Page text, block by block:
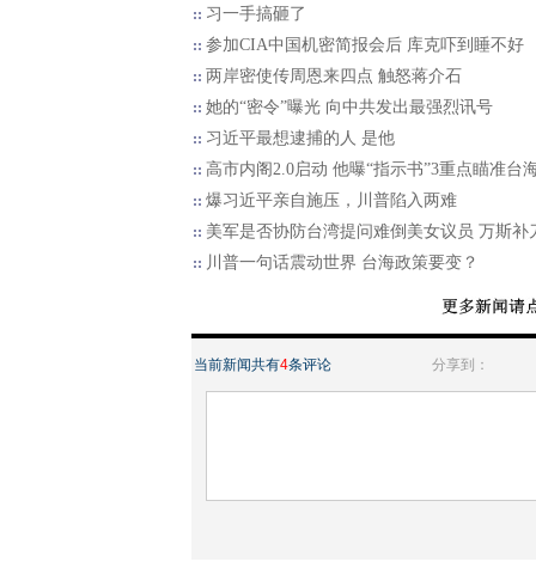
习一手搞砸了
参加CIA中国机密简报会后 库克吓到睡不好
两岸密使传周恩来四点 触怒蒋介石
她的“密令”曝光 向中共发出最强烈讯号
习近平最想逮捕的人 是他
高市内阁2.0启动 他曝“指示书”3重点瞄准台
爆习近平亲自施压，川普陷入两难
美军是否协防台湾提问难倒美女议员 万斯补
川普一句话震动世界 台海政策要变？
当前新闻共有4条评论 分享到：